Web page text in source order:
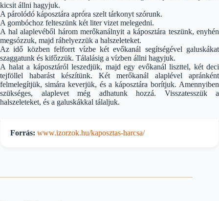
kicsit állni hagyjuk.
A párolódó káposztára apróra szelt tárkonyt szórunk.
A gombóchoz felteszünk két liter vizet melegedni.
A hal alaplevéből három merőkanálnyit a káposztára teszünk, enyhén
megsózzuk, majd ráhelyezzük a halszeleteket.
Az idő közben felforrt vízbe két evőkanál segítségével galuskákat
szaggatunk és kifőzzük. Tálalásig a vízben állni hagyjuk.
A halat a káposztáról leszedjük, majd egy evőkanál liszttel, két deci
tejföllel habarást készítünk. Két merőkanál alaplével apránként
felmelegítjük, simára keverjük, és a káposztára borítjuk. Amennyiben
szükséges, alaplevet még adhatunk hozzá. Visszatesszük a
halszeleteket, és a galuskákkal tálaljuk.
Forrás: www.izorzok.hu/kaposztas-harcsa/